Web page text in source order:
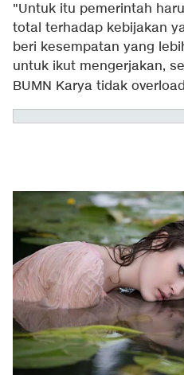
"Untuk itu pemerintah
total terhadap kebijakan
beri kesempatan yang
untuk ikut mengerjakan,
BUMN Karya tidak